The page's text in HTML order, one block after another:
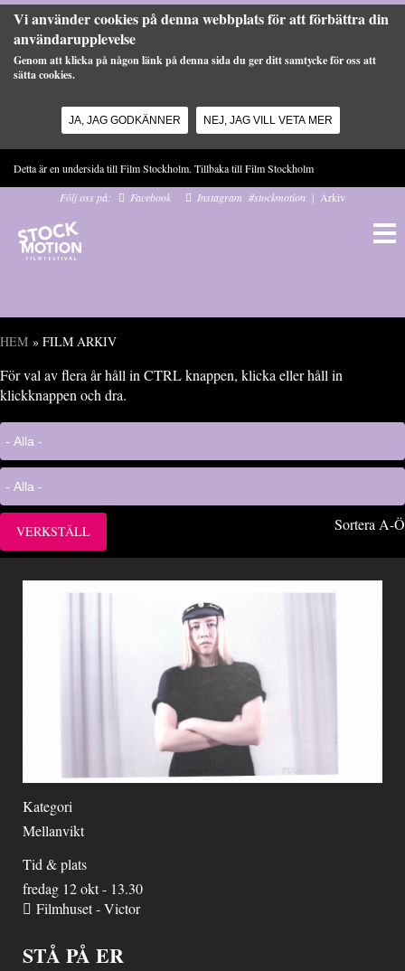
Vi använder cookies på denna webbplats för att förbättra din
användarupplevelse
Genom att klicka på någon länk på denna sida du ger ditt samtycke för oss att
sätta cookies.
JA, JAG GODKÄNNER NEJ, JAG VILL VETA MER
Detta är en undersida till Film Stockholm. Tillbaka tillFilm Stockholm
Följ oss på:
Facebook Instagram #stockmotion | Arkiv
Du är här
HEM » FILM ARKIV
För val av flera år håll in CTRL knappen, klicka eller håll in
klickknappen och dra.
Sortera A-Ö
Kategori
Mellanvikt
Tid & plats
fredag 12 okt - 13.30
Filmhuset - Victor
STÅ PÅ ER